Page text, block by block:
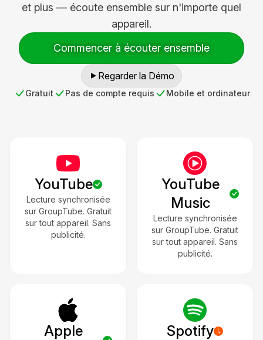
et plus — écoute ensemble sur n'importe quel
appareil.
Commencer à écouter ensemble
Regarder la Démo
Gratuit Pas de compte requis Mobile et ordinateur
YouTube
Lecture synchronisée
sur GroupTube. Gratuit
sur tout appareil. Sans
publicité.
YouTube
Music
Lecture synchronisée
sur GroupTube. Gratuit
sur tout appareil. Sans
publicité.
Apple
Spotify